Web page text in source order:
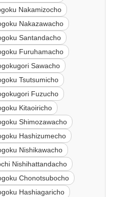
Nakamizocho
Nakazawacho
Santandacho
Furuhamacho
Sawacho
Tsutsumicho
Fuzucho
Kitaoiricho
Shimozawacho
Hashizumecho
Nishikawacho
Nishihattandacho
Chonotsubocho
Hashiagaricho